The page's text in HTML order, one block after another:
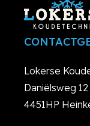
Lokerse
Daniëlsweg 12
4451HP